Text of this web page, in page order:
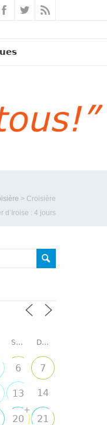
> Croisière
d’Iroise : 4 jours
SAMEDI DIMANCHE
6 7
13 14
20
+
21